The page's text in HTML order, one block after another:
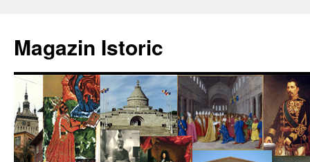
conținut
Magazin Istoric